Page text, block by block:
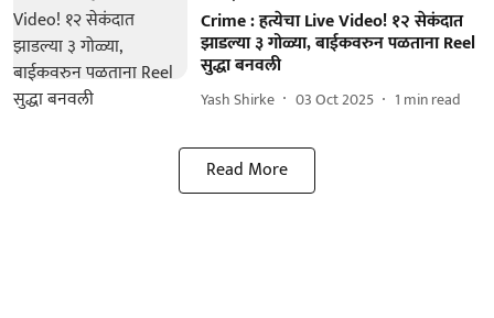
Crime : हत्येचा Live Video! १२ सेकंदात
झाडल्या ३ गोळ्या, बाईकवरुन पळताना Reel
सुद्धा बनवली
Yash Shirke 03 Oct 2025 1 min read
Read More